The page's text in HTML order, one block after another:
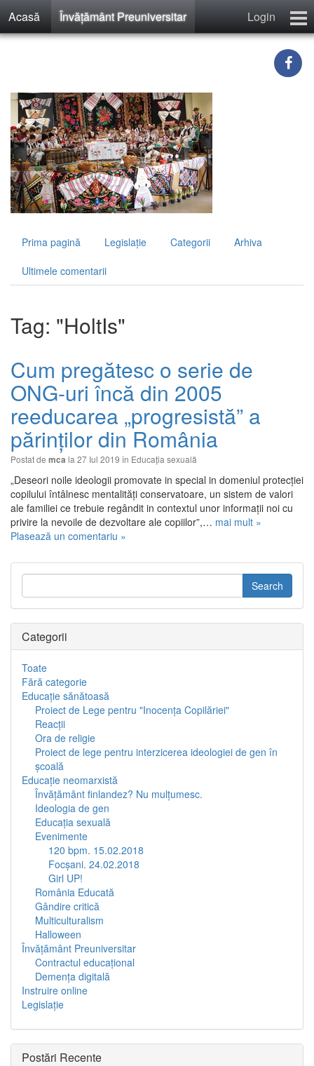
Acasă Învăţământ Preuniversitar
Login
Învăţământ Preuniversitar
Prima pagină Legislaţie Categorii Arhiva
Ultimele comentarii
Tag: "HoltIs"
Cum pregătesc o serie de
ONG-uri încă din 2005
reeducarea „progresistă” a
părinților din România
Postat de mca la 27 Iul 2019 în Educaţia sexuală
„Deseori noile ideologii promovate in special in domeniul protecției
copilului întâlnesc mentalități conservatoare, un sistem de valori
ale familiei ce trebuie regândit in contextul unor informații noi cu
privire la nevoile de dezvoltare ale copiilor”,… mai mult »
Plasează un comentariu »
Categorii
Toate
Fără categorie
Educaţie sănătoasă
Proiect de Lege pentru "Inocenţa Copilăriei"
Reacţii
Ora de religie
Proiect de lege pentru interzicerea ideologiei de gen în
şcoală
Educaţie neomarxistă
Învăţământ finlandez? Nu mulţumesc.
Ideologia de gen
Educaţia sexuală
Evenimente
120 bpm. 15.02.2018
Focşani. 24.02.2018
Girl UP!
România Educată
Gândire critică
Multiculturalism
Halloween
Învăţământ Preuniversitar
Contractul educațional
Demența digitală
Instruire online
Legislaţie
Postări Recente